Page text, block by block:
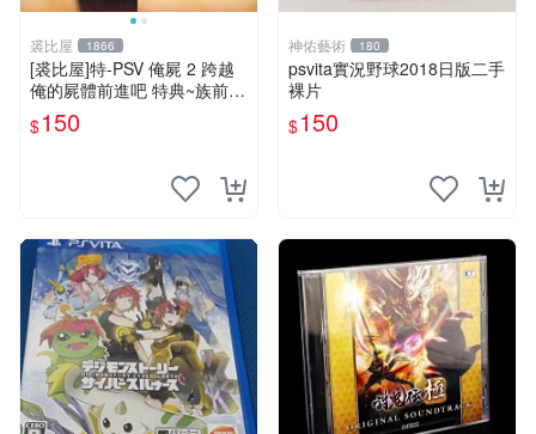
裘比屋 1866
[裘比屋]特-PSV 俺屍 2 跨越
俺的屍體前進吧 特典~族前傳
漫畫特輯(約82頁) 616
$150
神佑藝術 180
psvita實況野球2018日版二手
裸片
$150